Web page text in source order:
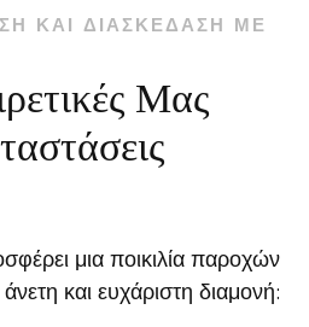
ΚΑΙ ΔΙΑΣΚΕΔΑΣΗ ΜΕ
Μας
μια ποικιλία παροχών
και ευχάριστη διαμονή: